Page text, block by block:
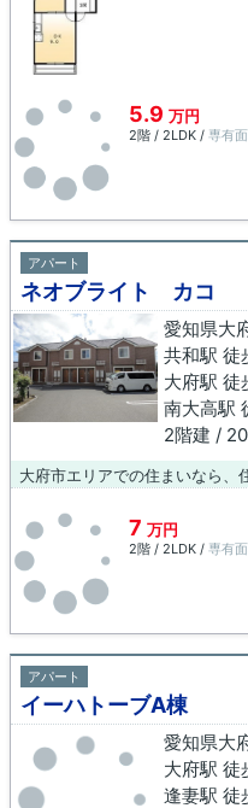
5.9 万円
2階 / 2LDK / 専有
アパート
ネオブライト カコ
愛知県大
共和駅 徒
大府駅 徒
南大高駅
2階建 /
7 万円
2階 / 2LDK / 専有
アパート
イーハトーブA棟
愛知県大
大府駅 徒
逢妻駅 徒